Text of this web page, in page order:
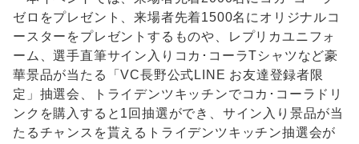
ゼロをプレゼント、来場者先着1500名にオリジナルコ
ースターをプレゼントするものや、レプリカユニフォ
ーム、選手直筆サイン入りコカ･コーラTシャツなど豪
華景品が当たる「VC長野公式LINE お友達登録者限
定」抽選会、トライデンツキッチンでコカ･コーラドリ
ンクを購入すると1回抽選ができ、サイン入り景品が当
たるチャンスを貰えるトライデンツキッチン抽選会が